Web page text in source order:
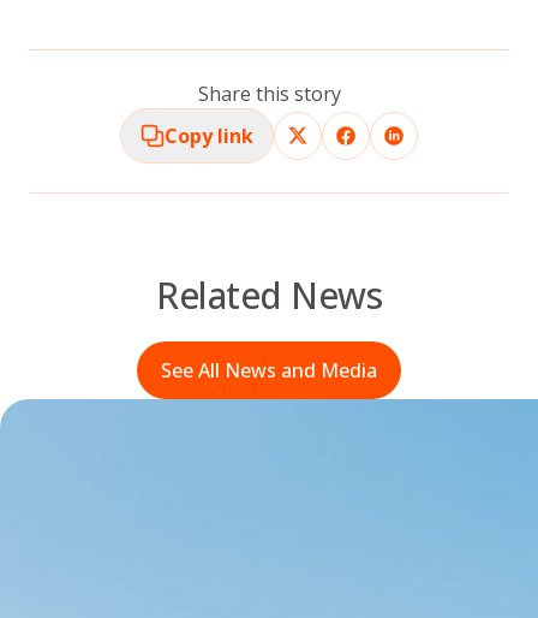
Share this story
Copy link
Related News
See All News and Media